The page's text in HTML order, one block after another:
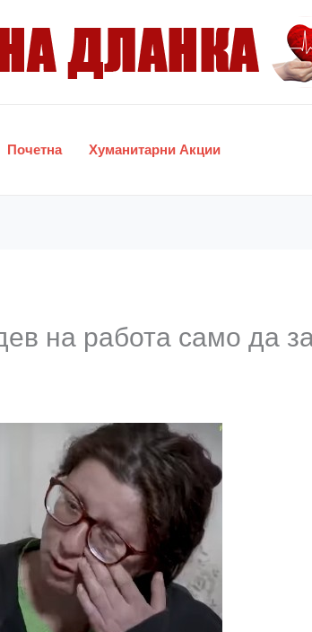
Почетна Хуманитарни Акции
на работа само да